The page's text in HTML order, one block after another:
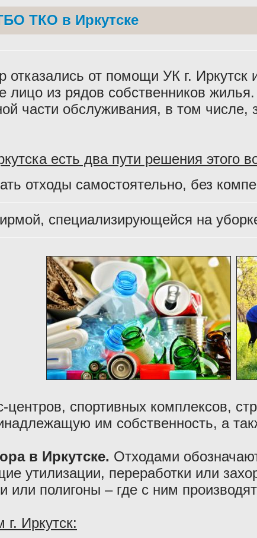
ТКО в Иркутске
отказались от помощи УК г. Иркутск
лицо из рядов собственников
части обслуживания, в том
есть два пути решения этого
отходы самостоятельно, без
специализирующейся на
спортивных комплексов,
им собственность, а
в Иркутске. Отходами
утилизации, переработки или
или полигоны – где с ним
Иркутск: